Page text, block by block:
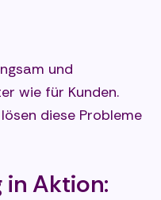
und
wie für Kunden.
diese Probleme
Aktion: